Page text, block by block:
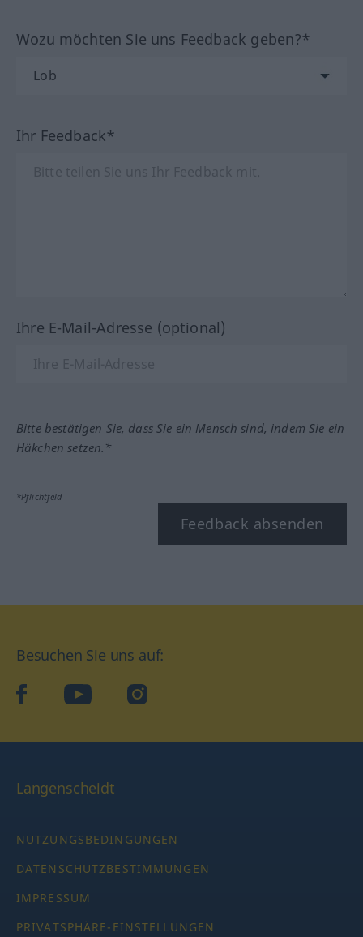
Wozu möchten Sie uns Feedback geben?*
Ihr Feedback*
Ihre E-Mail-Adresse (optional)
Bitte bestätigen Sie, dass Sie ein Mensch sind, indem Sie ein
Häkchen setzen.*
*Pflichtfeld
Feedback absenden
Besuchen Sie uns auf:
facebookYouTube Instagram
Langenscheidt
NUTZUNGSBEDINGUNGEN
DATENSCHUTZBESTIMMUNGEN
IMPRESSUM
PRIVATSPHÄRE-EINSTELLUNGEN